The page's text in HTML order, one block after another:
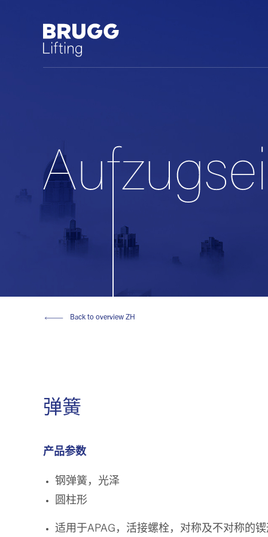
Back to overview ZH
弹簧
产品参数
钢弹簧，光泽
圆柱形
适用于APAG，活接螺栓，对称及不对称的
中文 (中国)